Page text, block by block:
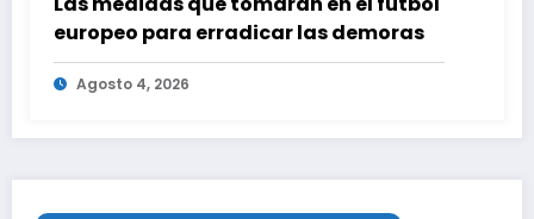
europeo para erradicar las demoras
Agosto 4, 2026